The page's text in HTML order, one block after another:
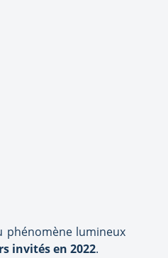
phénomène lumineux
invités en 2022.